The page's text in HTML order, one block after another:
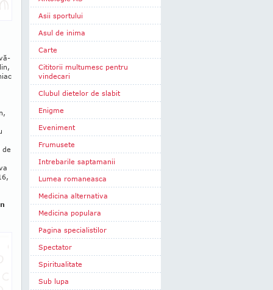
de
Asii sportului
Asul de inima
Carte
Cititorii multumesc pentru
vindecari
Clubul dietelor de slabit
Enigme
Eveniment
Frumusete
Intrebarile saptamanii
Lumea romaneasca
Medicina alternativa
Medicina populara
Pagina specialistilor
Spectator
Spiritualitate
Sub lupa